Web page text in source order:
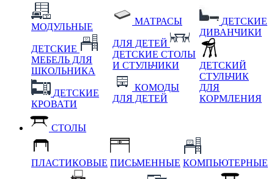
МОДУЛЬНЫЕ
ДЕТСКИЕ
МЕБЕЛЬ ДЛЯ
ШКОЛЬНИКА
ДЕТСКИЕ
КРОВАТИ
МАТРАСЫ
ДЛЯ ДЕТЕЙ
ДЕТСКИЕ СТОЛЫ
И СТУЛЬЧИКИ
КОМОДЫ
ДЛЯ ДЕТЕЙ
ДЕТСКИЕ
ДИВАНЧИКИ
ДЕТСКИЙ
СТУЛЬЧИК
ДЛЯ
КОРМЛЕНИЯ
СТОЛЫ
ПЛАСТИКОВЫЕ ПИСЬМЕННЫЕ КОМПЬЮТЕРНЫЕ